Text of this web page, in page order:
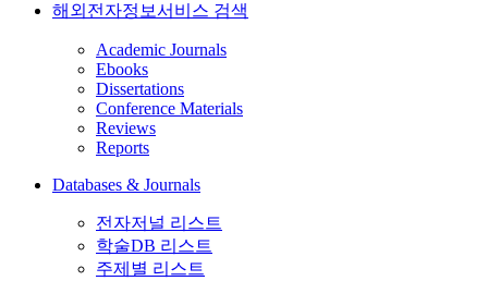
해외전자정보서비스 검색
Academic Journals
Ebooks
Dissertations
Conference Materials
Reviews
Reports
Databases & Journals
전자저널 리스트
학술DB 리스트
주제별 리스트